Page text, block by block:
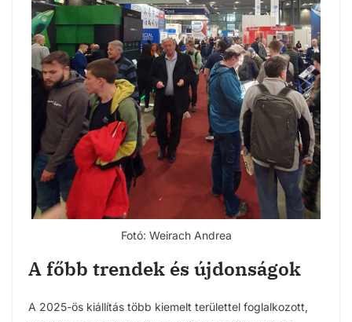
Fotó: Weirach Andrea
A főbb trendek és újdonságok
A 2025-ös kiállítás több kiemelt területtel foglalkozott,